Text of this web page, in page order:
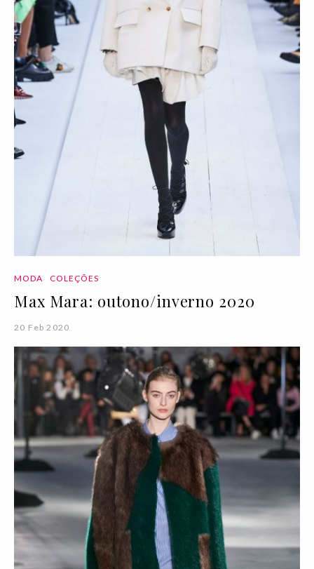
MODA COLEÇÕES
Max Mara: outono/inverno 2020
20 Feb 2020